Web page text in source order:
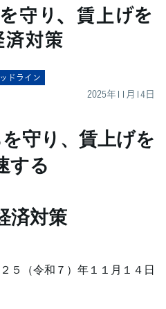
守り、賃上げを
対策
ドライン
2025年11月14日
守り、賃上げを
する
済対策
５（令和７）年１１月１４日